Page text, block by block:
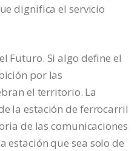
dignifica el servicio
Futuro. Si algo define el
por las
el territorio. La
la estación de ferrocarril
de las comunicaciones
estación que sea solo de